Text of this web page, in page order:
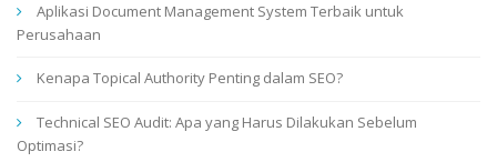
Aplikasi Document Management System Terbaik untuk
Perusahaan
Kenapa Topical Authority Penting dalam SEO?
Technical SEO Audit: Apa yang Harus Dilakukan Sebelum
Optimasi?